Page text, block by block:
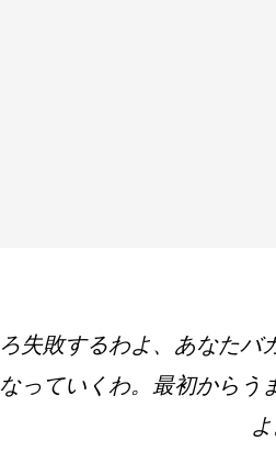
失敗するわよ、あなたバ
っていくわ。最初から
よ